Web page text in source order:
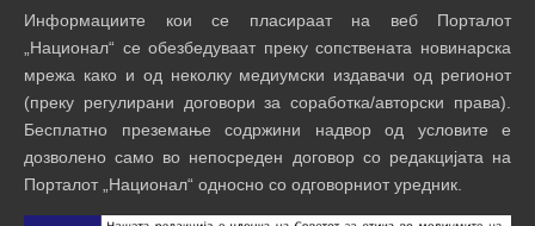
Информациите кои се пласираат на веб Порталот
„Национал“ се обезбедуваат преку сопствената новинарска
мрежа како и од неколку медиумски издавачи од регионот
(преку регулирани договори за соработка/авторски права).
Бесплатно преземање содржини надвор од условите е
дозволено само во непосреден договор со редакцијата на
Порталот „Национал“ односно со одговорниот уредник.